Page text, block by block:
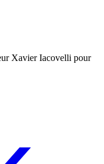
Xavier Iacovelli pour